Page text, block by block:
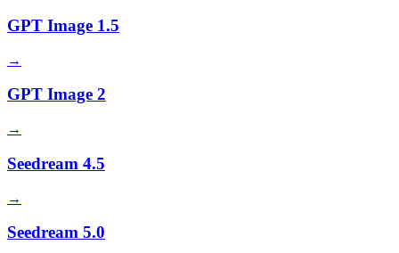
GPT Image 1.5
→
GPT Image 2
→
Seedream 4.5
→
Seedream 5.0